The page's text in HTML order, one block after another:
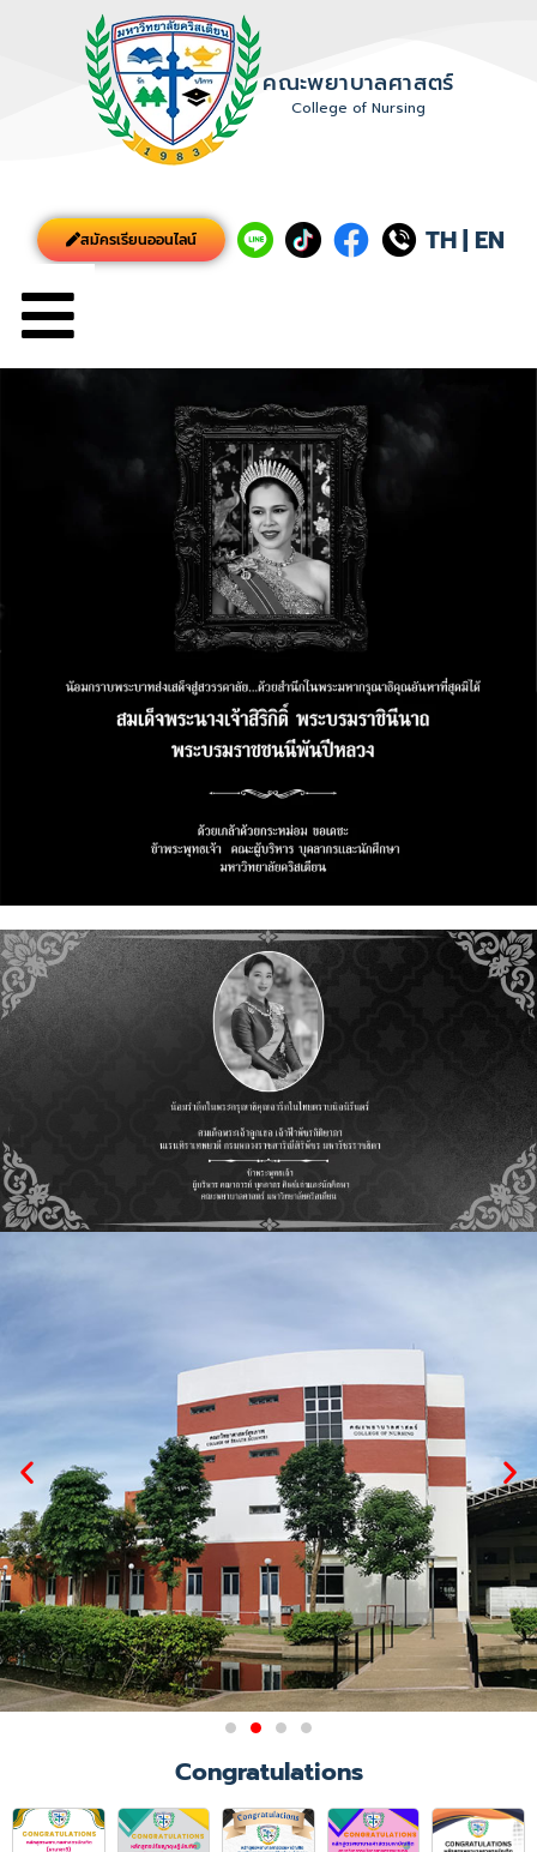
คณะพยาบาลศาสตร์
College of Nursing
สมัครเรียนออนไลน์ TH| EN
ผลการรับรองสถาบันการศึกษา
วิชาการพยาบาลและการ
ผดุงครรภ์
Congratulations